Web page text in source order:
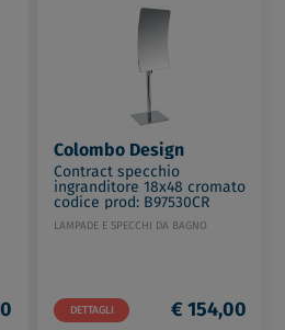
Colombo Design
Contract specchio
ingranditore 18x48 cromato
codice prod: B97530CR
LAMPADE E SPECCHI DA BAGNO
DETTAGLI € 154,00